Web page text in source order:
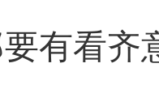
有看齐